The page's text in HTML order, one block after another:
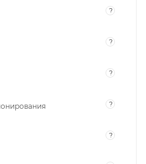
?
?
?
?
?